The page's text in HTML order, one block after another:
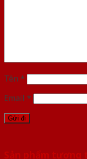
Tên *
Email *
Sản phẩm tương